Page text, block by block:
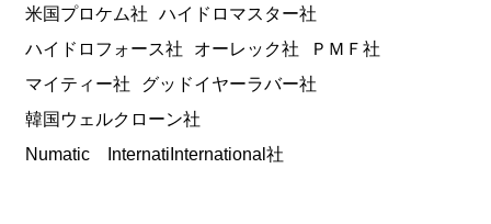
米国プロケム社
ハイドロマスター社
ハイドロフォース社
オーレック社
ＰＭＦ社
マイティー社
グッドイヤーラバー社
韓国ウェルクローン社
Numatic InternatiInternational社